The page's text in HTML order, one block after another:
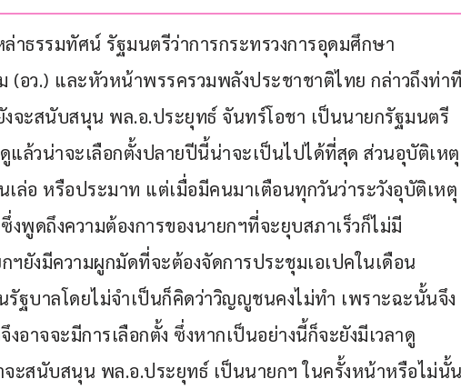
ล่าธรรมทัศน์ รัฐมนตรีว่าการกระทรวงการอุดมศึกษา
(อว.) และหัวหน้าพรรครวมพลังประชาชาติไทย กล่าวถึงท่าที
จะสนับสนุน พล.อ.ประยุทธ์ จันทร์โอชา เป็นนายกรัฐมนตรี
แล้วน่าจะเลือกตั้งปลายปีนี้น่าจะเป็นไปได้ที่สุด ส่วนอุบัติเหตุ
เล่อ หรือประมาท แต่เมื่อมีคนมาเตือนทุกวันว่าระวังอุบัติเหตุ
พูดถึงความต้องการของนายกฯที่จะยุบสภาเร็วก็ไม่มี
ยังมีความผูกมัดที่จะต้องจัดการประชุมเอเปคในเดือน
รัฐบาลโดยไม่จำเป็นก็คิดว่าวิญญูชนคงไม่ทำ เพราะฉะนั้นจึง
อาจจะมีการเลือกตั้ง ซึ่งหากเป็นอย่างนี้ก็จะยังมีเวลาดู
ะสนับสนุน พล.อ.ประยุทธ์ เป็นนายกฯ ในครั้งหน้าหรือไม่นั้น